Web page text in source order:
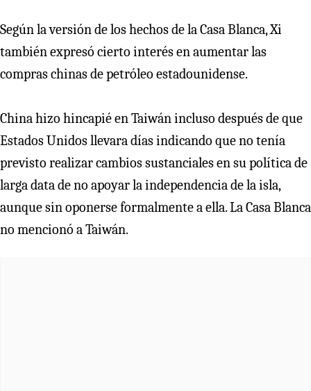
Según la versión de los hechos de la Casa Blanca, Xi
también expresó cierto interés en aumentar las
compras chinas de petróleo estadounidense.
China hizo hincapié en Taiwán incluso después de que
Estados Unidos llevara días indicando que no tenía
previsto realizar cambios sustanciales en su política de
larga data de no apoyar la independencia de la isla,
aunque sin oponerse formalmente a ella. La Casa Blanca
no mencionó a Taiwán.